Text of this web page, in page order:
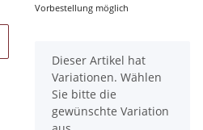
Vorbestellung möglich
x
Dieser Artikel hat
Variationen. Wählen
Sie bitte die
gewünschte Variation